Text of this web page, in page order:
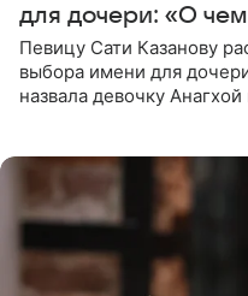
для дочери: «О
Певицу Сати Казанову
выбора имени для
назвала девочку